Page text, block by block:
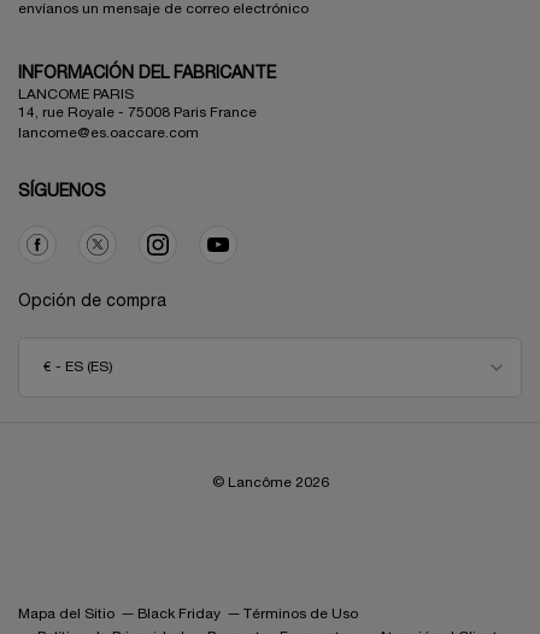
envíanos un mensaje de correo electrónico
INFORMACIÓN DEL FABRICANTE
LANCOME PARIS
14, rue Royale - 75008 Paris France
lancome@es.oaccare.com
SÍGUENOS
Opción de compra
€ - ES (ES)
© Lancôme 2026
Mapa del Sitio Black Friday
Términos de Uso